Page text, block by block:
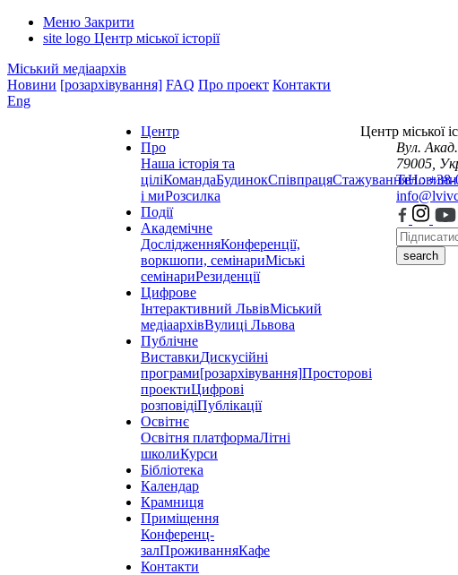
Меню Закрити
site logo Центр міської історії
Міський медіаархів
Новини [розархівування] FAQ Про проект Контакти
Eng
Центр
Про
Наша історія та
ціліКомандаБудинокСпівпрацяСтажуванняНовини
і миРозсилка
Події
Академічне
ДослідженняКонференції,
воркшопи, семінариМіські
семінариРезиденції
Цифрове
Інтерактивний ЛьвівМіський
медіаархівВулиці Львова
Публічне
ВиставкиДискусійні
програми[розархівування]Просторові
проектиЦифрові
розповідіПублікації
Освітнє
Освітня платформаЛітні
школиКурси
Бібліотека
Календар
Крамниця
Приміщення
Конференц-
залПроживанняКафе
Контакти
Центр міської
Вул.
79005,
Тел.:
search